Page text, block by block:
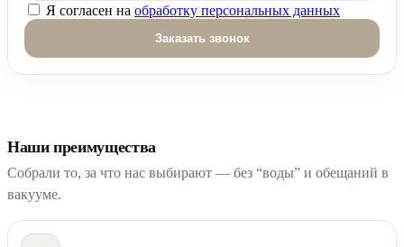
Оставьте это поле пустым.
Я согласен на обработку персональных данных
Наши преимущества
Собрали то, за что нас выбирают — без “воды” и обещаний в
вакууме.